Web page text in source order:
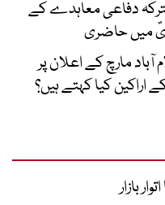
دفاعی معاہدے کے
میں حاضری
آباد مارچ کے اعلان پر
اراکین کیا کہتے ہیں؟
بازار